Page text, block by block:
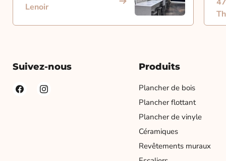
Lenoir
Suivez-nous Produits
Plancher de bois
Plancher flottant
Plancher de vinyle
Céramiques
Revêtements muraux